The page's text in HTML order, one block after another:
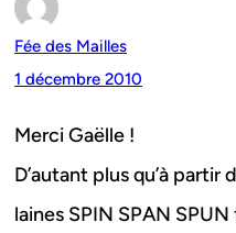
Fée des Mailles
1 décembre 2010
Merci Gaëlle !
D’autant plus qu’à partir
laines SPIN SPAN